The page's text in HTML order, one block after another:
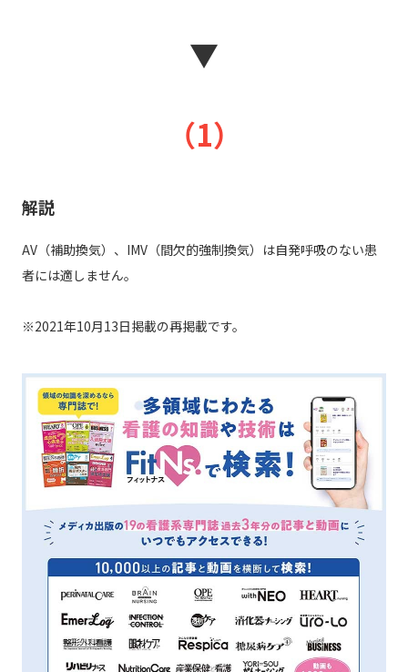
▼
（1）
解説
AV（補助換気）、IMV（間欠的強制換気）は自発呼吸のない患
者には適しません。
※2021年10月13日掲載の再掲載です。